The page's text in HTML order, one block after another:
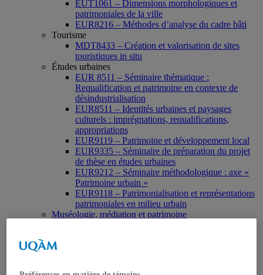
EUT1061 – Dimensions morphologiques et
patrimoniales de la ville
EUR8216 – Méthodes d’analyse du cadre bâti
Tourisme
MDT8433 – Création et valorisation de sites
touristiques in situ
Études urbaines
EUR 8511 – Séminaire thématique :
Requalification et patrimoine en contexte de
désindustrialisation
EUR8511 – Identités urbaines et paysages
culturels : imprégnations, requalifications,
appropriations
EUR9119 – Patrimoine et développement local
EUR9335 – Séminaire de préparation du projet
de thèse en études urbaines
EUR9212 – Séminaire méthodologique : axe «
Patrimoine urbain »
EUR9118 – Patrimonialisation et représentations
patrimoniales en milieu urbain
Muséologie, médiation et patrimoine